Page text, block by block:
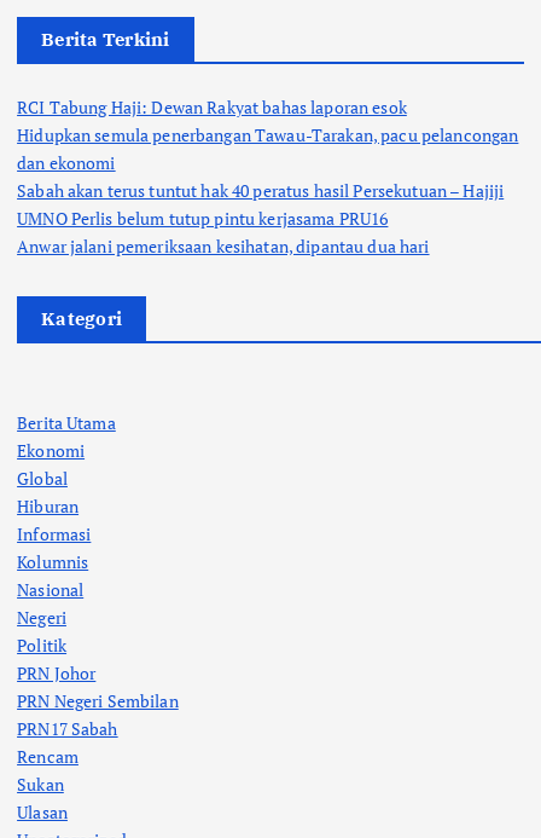
Berita Terkini
RCI Tabung Haji: Dewan Rakyat bahas laporan esok
Hidupkan semula penerbangan Tawau-Tarakan, pacu pelancongan
dan ekonomi
Sabah akan terus tuntut hak 40 peratus hasil Persekutuan – Hajiji
UMNO Perlis belum tutup pintu kerjasama PRU16
Anwar jalani pemeriksaan kesihatan, dipantau dua hari
Kategori
Berita Utama
Ekonomi
Global
Hiburan
Informasi
Kolumnis
Nasional
Negeri
Politik
PRN Johor
PRN Negeri Sembilan
PRN17 Sabah
Rencam
Sukan
Ulasan